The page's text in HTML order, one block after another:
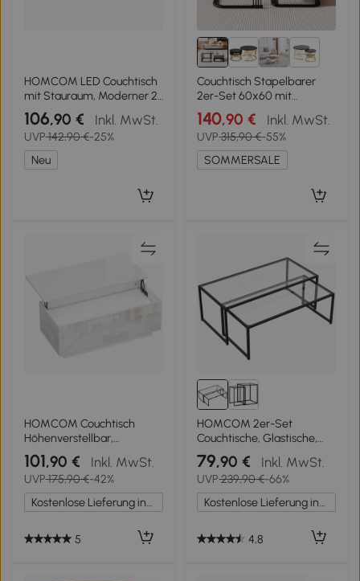
HOMCOM LED Couchtisch
mit Stauraum, Moderner 2-
Ebenen Wohnzimmertisch
mit 2 Schubladen,
Hochglanz Weiß
106,90 € Inkl. MwSt.
UVP142,90 €-25%
Neu
8+
Couchtisch Stapelbarer
2er-Set 60x60 mit
Schublade Hochglänzende
Marmoroptik Glasplatte
schwarze Beine schwarz
140,90 € Inkl. MwSt.
UVP315,90 €-55%
SOMMERSALE
HOMCOM Couchtisch
Höhenverstellbar,
Moderner
Wohnzimmertisch mit
verstecktem Stauraum und
2 Schubladen, Hochglanz
Weiß
101,90 € Inkl. MwSt.
UVP175,90 €-42%
Kostenlose Lieferung innerhalb Deutschlands
5
HOMCOM 2er-Set
Couchtische, Glastische,
mit pulverbeschichtetem
Stahl, Schwarz +
Transparent
79,90 € Inkl. MwSt.
UVP239,90 €-66%
Kostenlose Lieferung innerhalb Deutschlands
4,8